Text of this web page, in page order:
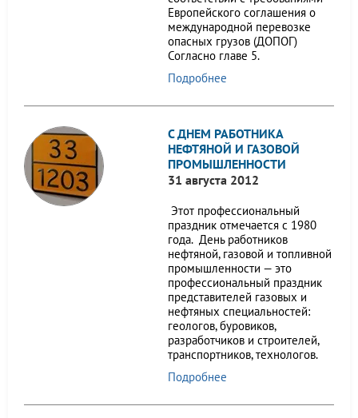
Европейского соглашения о
международной перевозке
опасных грузов (ДОПОГ)
Согласно главе 5.
Подробнее
С ДНЕМ РАБОТНИКА
НЕФТЯНОЙ И ГАЗОВОЙ
ПРОМЫШЛЕННОСТИ
31 августа 2012
Этот профессиональный
праздник отмечается с 1980
года. День работников
нефтяной, газовой и топливной
промышленности — это
профессиональный праздник
представителей газовых и
нефтяных специальностей:
геологов, буровиков,
разработчиков и строителей,
транспортников, технологов.
Подробнее